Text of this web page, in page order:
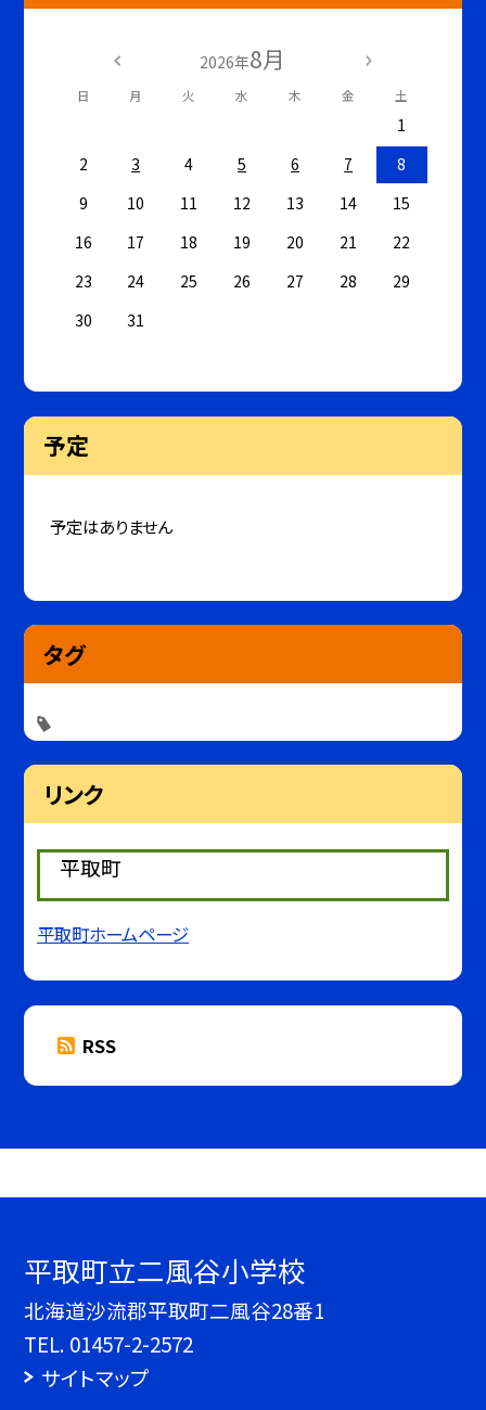
2026年8月
日 月 火 水 木 金 土
1
2
3 4 5 6 7
8
9
10 11 12 13 14
15
16
17 18 19 20 21
22
23
24 25 26 27 28
29
30
31
予定
予定はありません
タグ
リンク
平取町
平取町ホームページ
RSS
平取町立二風谷小学校
北海道沙流郡平取町二風谷28番1
TEL. 01457-2-2572
サイトマップ